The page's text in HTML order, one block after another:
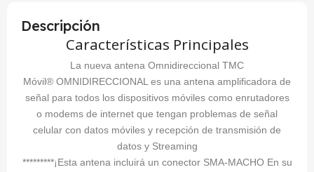
Descripción
Características Principales
La nueva antena Omnidireccional TMC
Móvil® OMNIDIRECCIONAL es una antena amplificadora de
señal para todos los dispositivos móviles como enrutadores
o modems de internet que tengan problemas de señal
celular con datos móviles y recepción de transmisión de
datos y Streaming
*********¡Esta antena incluirá un conector SMA-MACHO En su